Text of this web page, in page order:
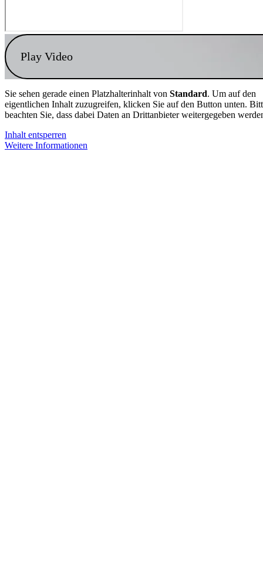
Play Video
Sie sehen gerade einen Platzhalterinhalt von Standard. Um auf den
eigentlichen Inhalt zuzugreifen, klicken Sie auf den Button unten.
beachten Sie, dass dabei Daten an Drittanbieter weitergegeben
Inhalt entsperren
Weitere Informationen